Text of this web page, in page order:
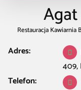
Restauracja Kawiarnia
Adres:
409,
Telefon: